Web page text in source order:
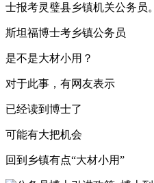
士报考灵璧县乡镇机关公务员。
斯坦福博士考乡镇公务员
是不是大材小用？
对于此事，有网友表示
已经读到博士了
可能有大把机会
回到乡镇有点“大材小用”